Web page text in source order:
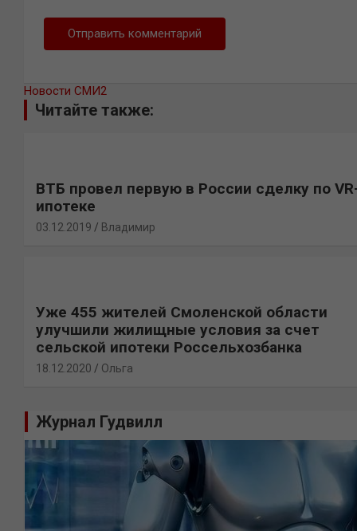
Новости СМИ2
Читайте также:
ВТБ провел первую в России сделку по
ипотеке
03.12.2019 Владимир
Уже 455 жителей Смоленской области
улучшили жилищные условия за счет
сельской ипотеки Россельхозбанка
18.12.2020 Ольга
Журнал Гудвилл